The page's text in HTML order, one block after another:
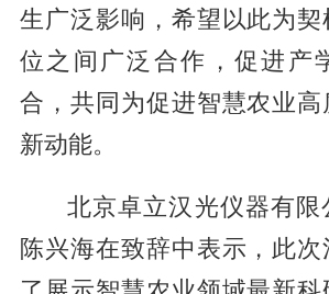
生广泛影响，希望以此为
位之间广泛合作，促进产
合，共同为促进智慧农业
新动能。
北京卓立汉光仪器有
陈兴海在致辞中表示，此